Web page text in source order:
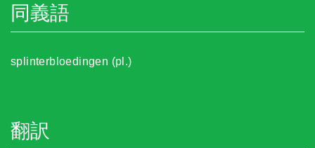
同義語
splinterbloedingen (pl.)
翻訳